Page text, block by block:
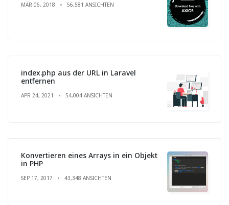
MÄR 06, 2018 56,581 ANSICHTEN
index.php aus der URL in Laravel
entfernen
APR 24, 2021 54,004 ANSICHTEN
Konvertieren eines Arrays in ein Objekt
in PHP
SEP 17, 2017 43,348 ANSICHTEN